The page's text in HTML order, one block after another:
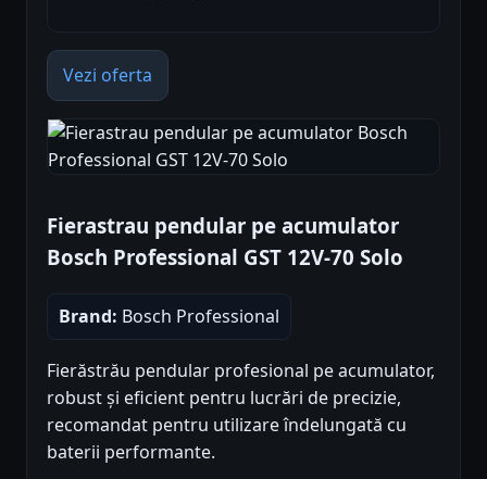
Vezi oferta
Fierastrau pendular pe acumulator
Bosch Professional GST 12V-70 Solo
Brand: Bosch Professional
Fierăstrău pendular profesional pe acumulator,
robust și eficient pentru lucrări de precizie,
recomandat pentru utilizare îndelungată cu
baterii performante.